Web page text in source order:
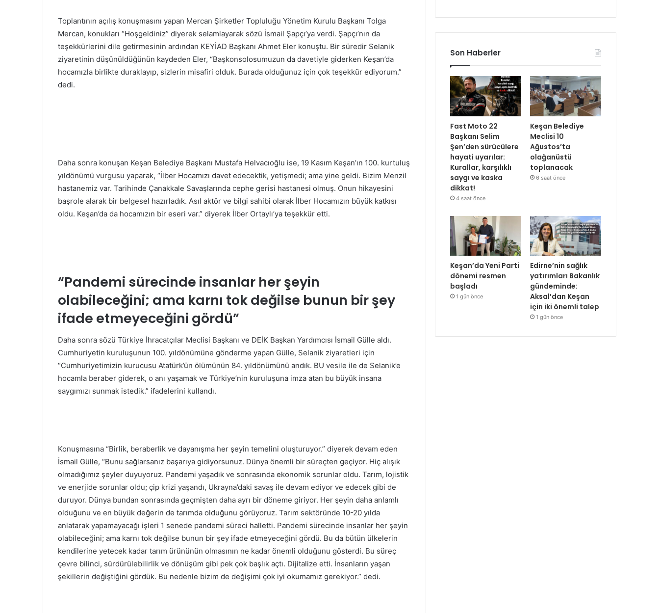
Toplantının açılış konuşmasını yapan Mercan Şirketler Topluluğu Yönetim Kurulu Başkanı Tolga
Mercan, konukları “Hoşgeldiniz” diyerek selamlayarak sözü İsmail Şapçı’ya verdi. Şapçı’nın da
teşekkürlerini dile getirmesinin ardından KEYİAD Başkanı Ahmet Eler konuştu. Bir süredir Selanik
ziyaretinin düşünüldüğünün kaydeden Eler, “Başkonsolosumuzun da davetiyle giderken Keşan’da
hocamızla birlikte duraklayıp, sizlerin misafiri olduk. Burada olduğunuz için çok teşekkür ediyorum.”
dedi.
Daha sonra konuşan Keşan Belediye Başkanı Mustafa Helvacıoğlu ise, 19 Kasım Keşan’ın 100. kurtuluş
yıldönümü vurgusu yaparak, “İlber Hocamızı davet edecektik, yetişmedi; ama yine geldi. Bizim Menzil
hastanemiz var. Tarihinde Çanakkale Savaşlarında cephe gerisi hastanesi olmuş. Onun hikayesini
başrole alarak bir belgesel hazırladık. Asıl aktör ve bilgi sahibi olarak İlber Hocamızın büyük katkısı
oldu. Keşan’da da hocamızın bir eseri var.” diyerek İlber Ortaylı’ya teşekkür etti.
“Pandemi sürecinde insanlar her şeyin
olabileceğini; ama karnı tok değilse bunun bir şey
ifade etmeyeceğini gördü”
Daha sonra sözü Türkiye İhracatçılar Meclisi Başkanı ve DEİK Başkan Yardımcısı İsmail Gülle aldı.
Cumhuriyetin kuruluşunun 100. yıldönümüne gönderme yapan Gülle, Selanik ziyaretleri için
“Cumhuriyetimizin kurucusu Atatürk’ün ölümünün 84. yıldönümünü andık. BU vesile ile de Selanik’e
hocamla beraber giderek, o anı yaşamak ve Türkiye’nin kuruluşuna imza atan bu büyük insana
saygımızı sunmak istedik.” ifadelerini kullandı.
Konuşmasına “Birlik, beraberlik ve dayanışma her şeyin temelini oluşturuyor.” diyerek devam eden
İsmail Gülle, “Bunu sağlarsanız başarıya gidiyorsunuz. Dünya önemli bir süreçten geçiyor. Hiç alışık
olmadığımız şeyler duyuyoruz. Pandemi yaşadık ve sonrasında ekonomik sorunlar oldu. Tarım, lojistik
ve enerjide sorunlar oldu; çip krizi yaşandı, Ukrayna’daki savaş ile devam ediyor ve edecek gibi de
duruyor. Dünya bundan sonrasında geçmişten daha ayrı bir döneme giriyor. Her şeyin daha anlamlı
olduğunu ve en büyük değerin de tarımda olduğunu görüyoruz. Tarım sektöründe 10-20 yılda
anlatarak yapamayacağı işleri 1 senede pandemi süreci halletti. Pandemi sürecinde insanlar her şeyin
olabileceğini; ama karnı tok değilse bunun bir şey ifade etmeyeceğini gördü. Bu da bütün ülkelerin
kendilerine yetecek kadar tarım ürününün olmasının ne kadar önemli olduğunu gösterdi. Bu süreç
çevre bilinci, sürdürülebilirlik ve dönüşüm gibi pek çok başlık açtı. Dijitalize etti. İnsanların yaşan
şekillerin değiştiğini gördük. Bu nedenle bizim de değişimi çok iyi okumamız gerekiyor.” dedi.
Son Haberler
Fast Moto 22
Başkanı Selim
Şen’den sürücülere
hayati uyarılar:
Kurallar, karşılıklı
saygı ve kaska
dikkat!
4 saat önce
Keşan Belediye
Meclisi 10
Ağustos’ta
olağanüstü
toplanacak
6 saat önce
Keşan’da Yeni Parti
dönemi resmen
başladı
1 gün önce
Edirne’nin sağlık
yatırımları Bakanlık
gündeminde:
Aksal’dan Keşan
için iki önemli talep
1 gün önce